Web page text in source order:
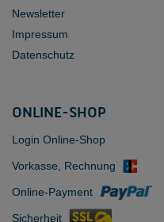
Newsletter
Impressum
Datenschutz
ONLINE-SHOP
Login Online-Shop
Vorkasse, Rechnung
Online-Payment
Sicherheit